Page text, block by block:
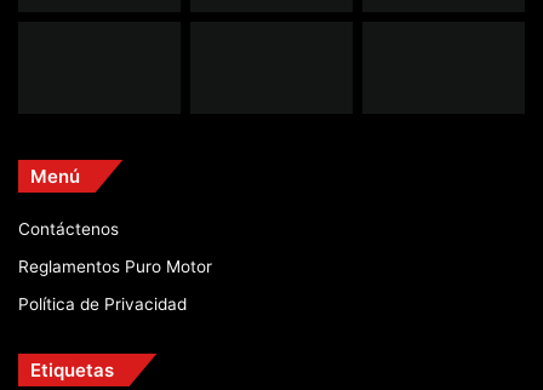
Menú
Contáctenos
Reglamentos Puro Motor
Política de Privacidad
Etiquetas